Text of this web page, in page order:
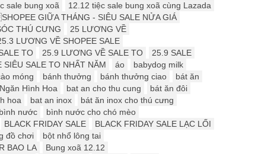
sale bung xoã
12.12 tiệc sale bung xoã cùng Lazada
GIỮA THÁNG - SIÊU SALE NỬA GIÁ
THÚ CƯNG
25 LƯƠNG VỀ
LƯƠNG VỀ SHOPEE SALE
TO 25.9 LƯƠNG VỀ SALE TO
25.9 SALE
SIÊU SALE TO NHẤT NĂM áo
babydog milk
móng bánh thưởng bánh thưởng ciao
bát ăn
Hình Hoa bat an cho thu cung
bát ăn đôi
hoa bat an inox
bát ăn inox cho thú cưng
bình nước
bình nước cho chó mèo
BLACK FRIDAY SALE
BLACK FRIDAY SALE LẠC LỐI
đồ chơi
bột nhổ lông tai
BAO LA
Bung xoã 12.12